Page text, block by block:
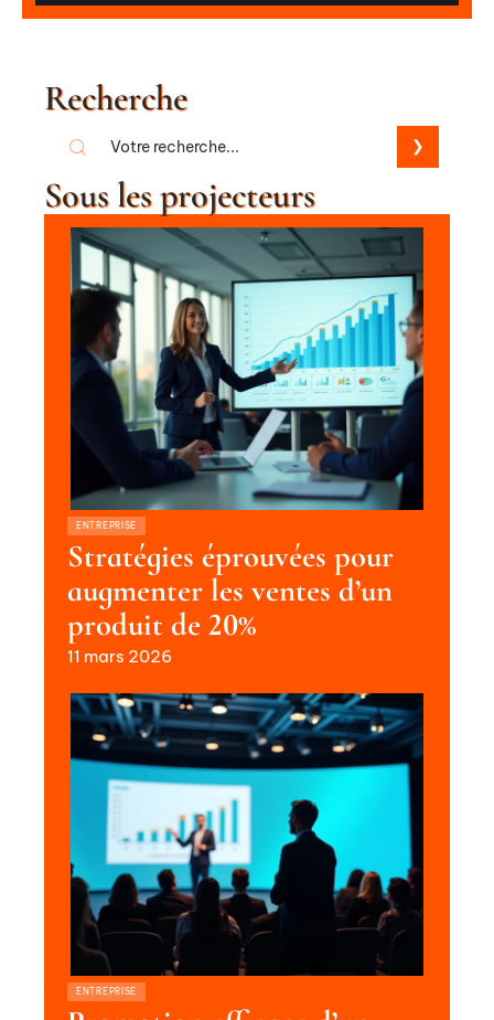
Recherche
Sous les projecteurs
ENTREPRISE
Stratégies éprouvées pour
augmenter les ventes d’un
produit de 20%
11 mars 2026
ENTREPRISE